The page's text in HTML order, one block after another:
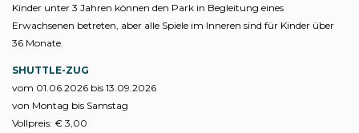
Kinder unter 3 Jahren können den Park in Begleitung eines
Erwachsenen betreten, aber alle Spiele im Inneren sind für Kinder über
36 Monate.
SHUTTLE-ZUG
vom 01.06.2026 bis 13.09.2026
von Montag bis Samstag
Vollpreis: € 3,00